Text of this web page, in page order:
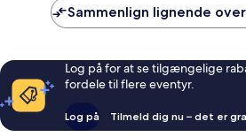
Sammenlign lignende
Log på for at se tilgængelige
fordele til flere eventyr.
Log på Tilmeld dig nu – det er